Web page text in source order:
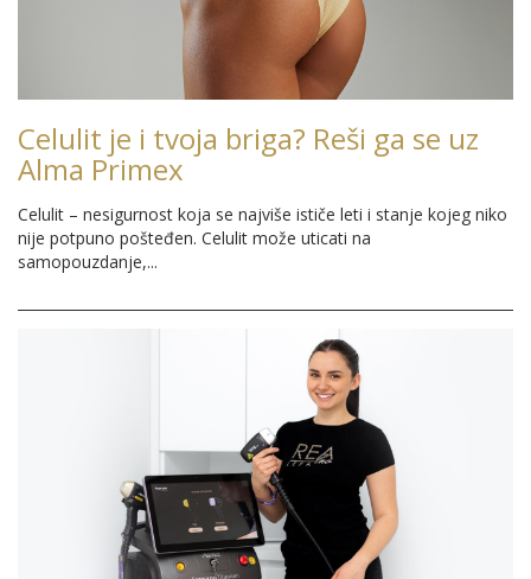
Celulit je i tvoja briga? Reši ga se uz
Alma Primex
Celulit – nesigurnost koja se najviše ističe leti i stanje kojeg niko
nije potpuno pošteđen. Celulit može uticati na
samopouzdanje,...